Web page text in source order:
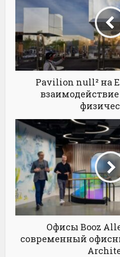
Pavilion null² на
Офисы Booz
современный